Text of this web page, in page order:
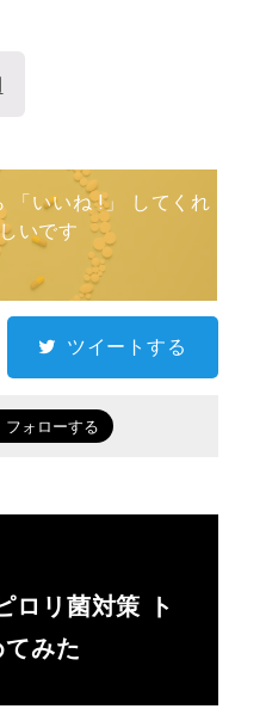
「いいね !」 してくれ
いです
ツイートする
ロリ菌対策 ト
みた